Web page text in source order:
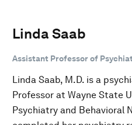
Linda Saab
Assistant Professor of
Linda Saab, M.D. is a
Professor at Wayne State
Psychiatry and Behavioral